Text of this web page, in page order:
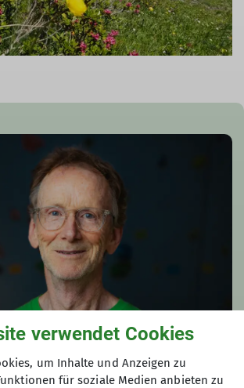
verwendet Cookies
um Inhalte und Anzeigen zu
für soziale Medien anbieten zu